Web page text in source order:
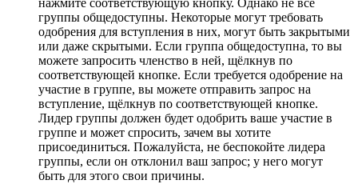
нажмите соответствующую кнопку. Однако не все
группы общедоступны. Некоторые могут требовать
одобрения для вступления в них, могут быть закрытыми
или даже скрытыми. Если группа общедоступна, то вы
можете запросить членство в ней, щёлкнув по
соответствующей кнопке. Если требуется одобрение на
участие в группе, вы можете отправить запрос на
вступление, щёлкнув по соответствующей кнопке.
Лидер группы должен будет одобрить ваше участие в
группе и может спросить, зачем вы хотите
присоединиться. Пожалуйста, не беспокойте лидера
группы, если он отклонил ваш запрос; у него могут
быть для этого свои причины.